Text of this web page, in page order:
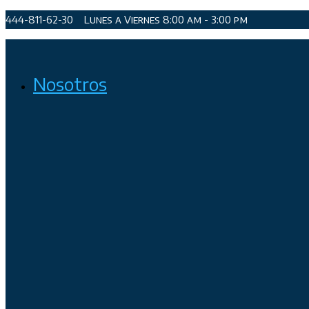
Saltar
al
444-811-62-30 Lunes a Viernes 8:00 am - 3:00 pm
Organismo Operador de Agua Potable, Alcantarillado y
Nosotros